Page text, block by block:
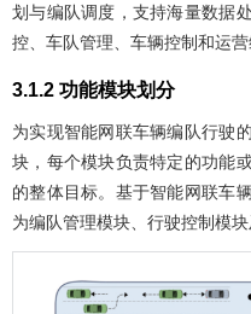
划与编队调度，支持海量数据
控、车队管理、车辆控制和运营
3.1.2 功能模块划分
为实现智能网联车辆编队行驶
块，每个模块负责特定的功能
的整体目标。基于智能网联车
为编队管理模块、行驶控制模